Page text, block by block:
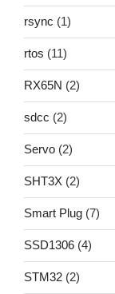
rsync (1)
rtos (11)
RX65N (2)
sdcc (2)
Servo (2)
SHT3X (2)
Smart Plug (7)
SSD1306 (4)
STM32 (2)